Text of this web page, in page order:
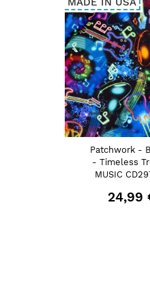
Patchwork -
- Timeless
MUSIC
24,99